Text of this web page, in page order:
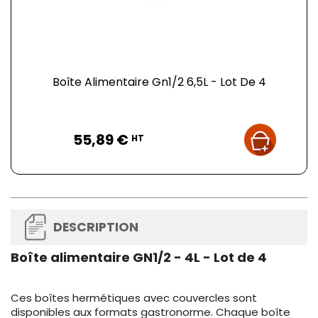
Boîte Alimentaire Gn1/2 6,5L - Lot De 4
55,89 € HT
DESCRIPTION
Boîte alimentaire GN1/2 - 4L - Lot de 4
Ces boîtes hermétiques avec couvercles sont
disponibles aux formats gastronorme. Chaque boîte